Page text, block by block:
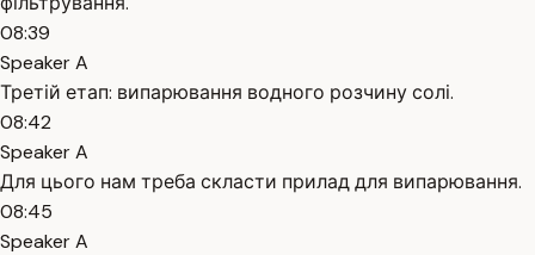
08:39
Speaker A
Третій етап: випарювання водного розчину солі.
08:42
Speaker A
Для цього нам треба скласти прилад для випарювання.
08:45
Speaker A